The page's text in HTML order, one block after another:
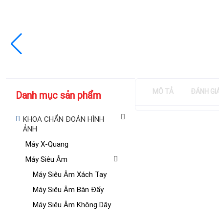
Danh mục sản phẩm
KHOA CHẨN ĐOÁN HÌNH
ẢNH
Máy X-Quang
Máy Siêu Âm
Máy Siêu Âm Xách Tay
Máy Siêu Âm Bàn Đẩy
Máy Siêu Âm Không Dây
MÔ TẢ ĐÁNH